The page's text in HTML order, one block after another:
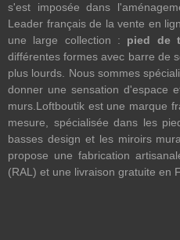
s'est imposée dans
Leader français de la vente en
une large collection : pied de
différentes formes avec barre de
plus lourds. Nous sommes
donner une sensation d'espace
murs.Loftboutik est une marque
mesure, spécialisée dans les
basses design et les miroirs
propose une fabrication
(RAL) et une livraison gratuite en